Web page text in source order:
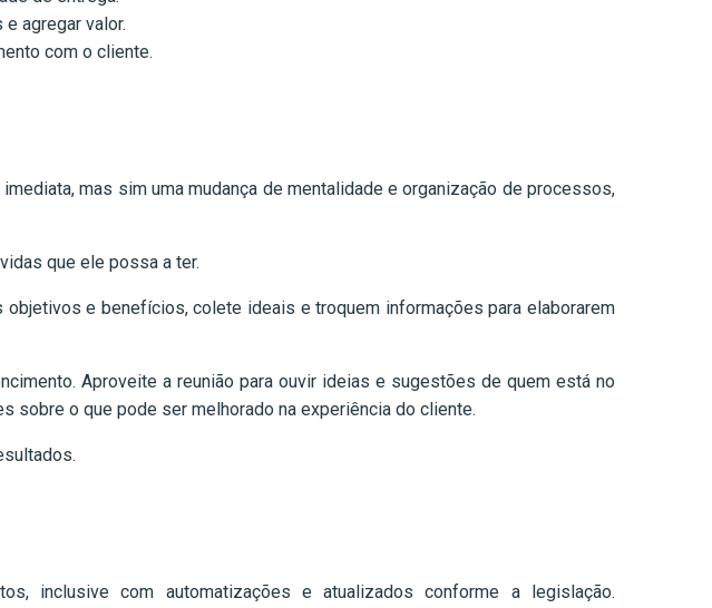
agregar valor.
com o cliente.
mas sim uma mudança de mentalidade e organização de processos,
que ele possa a ter.
e benefícios, colete ideais e troquem informações para elaborarem
Aproveite a reunião para ouvir ideias e sugestões de quem está no
o que pode ser melhorado na experiência do cliente.
inclusive com automatizações e atualizados conforme a legislação.